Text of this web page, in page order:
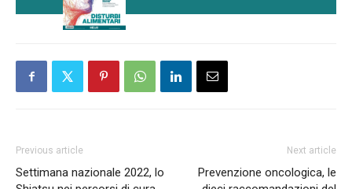
Previous article
Settimana nazionale 2022, lo
Next article
Prevenzione oncologica, le